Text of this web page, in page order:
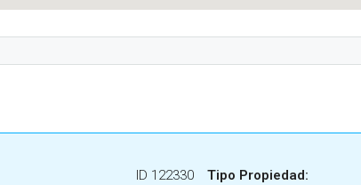
ID 122330
Tipo Propiedad: